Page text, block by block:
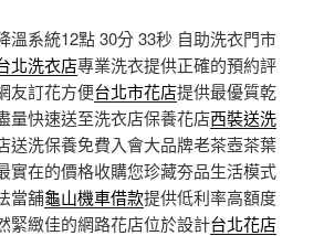
溫系統12點 30分 33秒 自助洗衣門市
北洗衣店專業洗衣提供正確的預約評
友訂花方便台北市花店提供最優質乾
量快速送至洗衣店保養花店西裝送洗
送洗保養免費入會大品牌老茶壺茶葉
實在的價格收購您珍藏夯品生活模式
當舖龜山機車借款提供低利率高額度
緊緻佳的網路花店位於設計台北花店